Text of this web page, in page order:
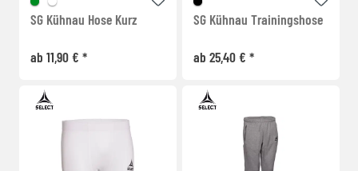
SG Kühnau Hose Kurz
ab 11,90 € *
SG Kühnau Trainingshose
ab 25,40 € *